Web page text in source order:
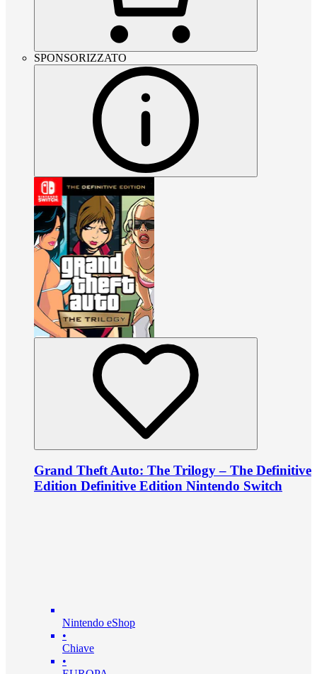
SPONSORIZZATO
Grand Theft Auto: The Trilogy – The Definitive
Edition Definitive Edition Nintendo Switch
Nintendo eShop
•
Chiave
•